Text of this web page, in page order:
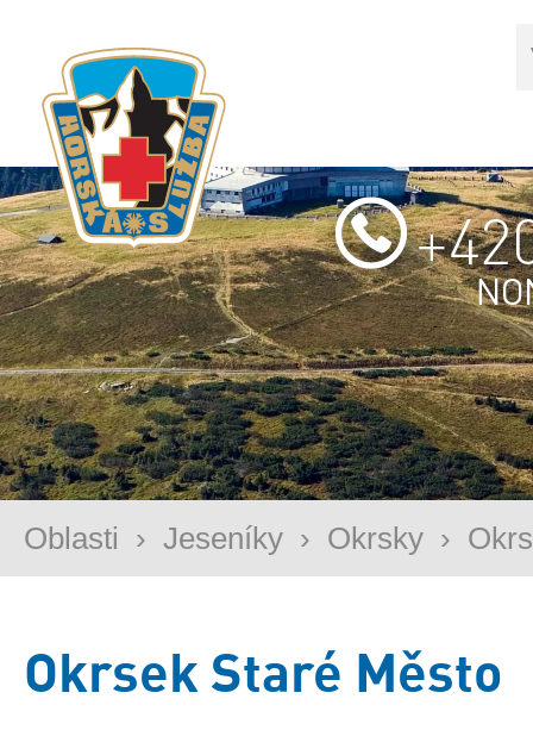
Oblasti › Jeseníky › Okrsky ›
Okrsek Staré Město